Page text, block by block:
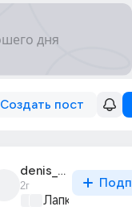
Создать пост
denis_smirnov_6656
2г
Лапки и